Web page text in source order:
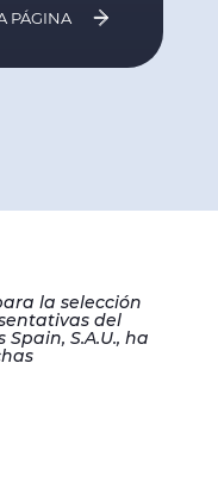
PÁGINA
la selección
del
S.A.U., ha